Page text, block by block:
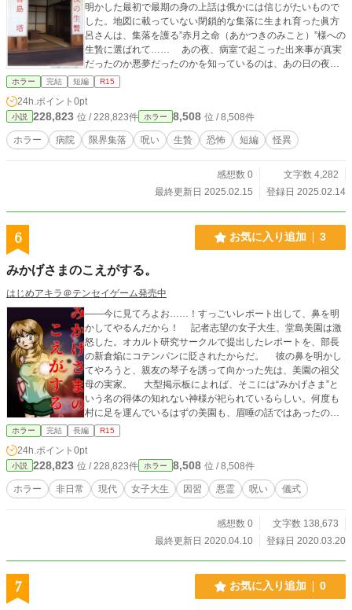
明かした最初で最期の身の上話は俄かには信じがたいもので
した。地図に載っていない閉鎖的な集落に生まれ育った眞方
呂さんは、集落を護る”赤月之命（あかつきのみこと）”様への
生贄に選ばれて…… あの夜、病室で起こった出来事が真実
だったのか悪夢だったのかを知っているのは、あの日の夜の
赤い月だけなのです。
ホラー 完結 短編 R15
24h.ポイント 0pt
小説 228,823 位 / 228,823件 ホラー 8,508 位 / 8,508件
ホラー 病院 限界集落 呪い 生贄 恐怖 短編 怪異
感想数 0
文字数 4,282
最終更新日 2025.02.15
登録日 2025.02.14
6 お気に入り追加 3
みかげさまのこえがする。
はじめアキラ＠テンセイゲーム発売中
――今に見てろよお……！すっごいレポート出して、鼻を明
かしてやるんだから！ 記者志望の女子大生、堂島美園は激
怒した。オカルト研究サークルで提出したレポートを、部長
の新倉焔にコテンパンに貶されたからだ。 彼の鼻を明かし
てやろうと、親友の琴子を誘って向かった先は、美園の祖父
母の実家。 大型掲示板によれば、そこには“みかげさま”と
いう名の得体の知れない神様が祀られているらしい。何度も
村に足を運んでいるはずの美園も、眉唾の話ではあったのだ
が……。
ホラー 完結 長編 R15
24h.ポイント 0pt
小説 228,823 位 / 228,823件 ホラー 8,508 位 / 8,508件
ホラー 非日常 現代 女子大生 因習 悪霊 呪い 儀式
感想数 0
文字数 138,673
最終更新日 2020.04.10
登録日 2020.03.20
7 お気に入り追加 0